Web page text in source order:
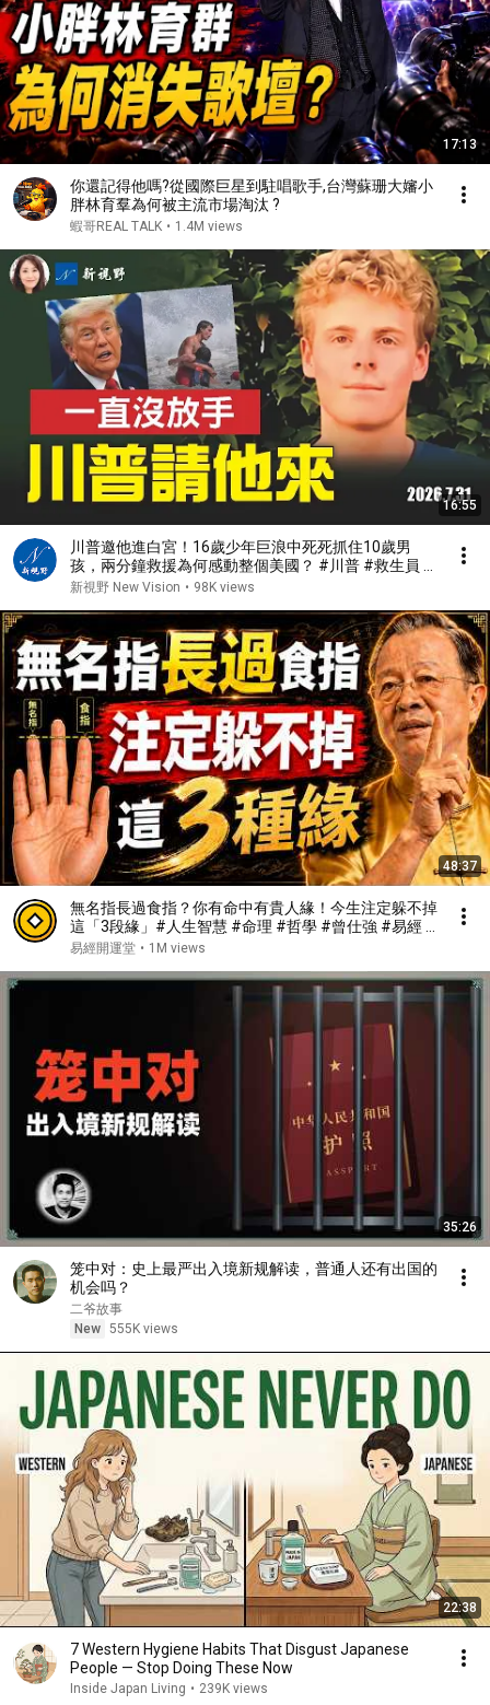
17:13
你還記得他嗎?從國際巨星到駐唱歌手,台灣蘇珊大嬸小
胖林育羣為何被主流市場淘汰 ?
蝦哥REAL TALK • 1.4M views
16:55
川普邀他進白宮！16歲少年巨浪中死死抓住10歲男
孩，兩分鐘救援為何感動整個美國？ #川普 #救生員 #
美國精神 | 新視野 第2467期 20260731
新視野 New Vision • 98K views
48:37
無名指長過食指？你有命中有貴人緣！今生注定躲不掉
這「3段緣」#人生智慧 #命理 #哲學 #曾仕強 #易經 #
正能量#人生智慧 #命理 #哲學 #曾仕強 #易經 #正能
易經開運堂 • 1M views
35:26
笼中对：史上最严出入境新规解读，普通人还有出国的
机会吗？
二爷故事
New 555K views
22:38
7 Western Hygiene Habits That Disgust Japanese
People — Stop Doing These Now
Inside Japan Living • 239K views